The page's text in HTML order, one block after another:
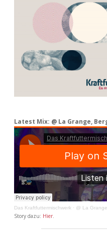
Latest Mix: @ La Grange,
Das Kraftfuttermischwerk · @ La
Story dazu: Hier